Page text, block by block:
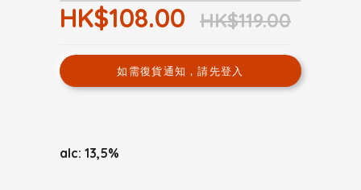
HK$108.00 HK$119.00
如需復貨通知，請先登入
alc: 13,5%